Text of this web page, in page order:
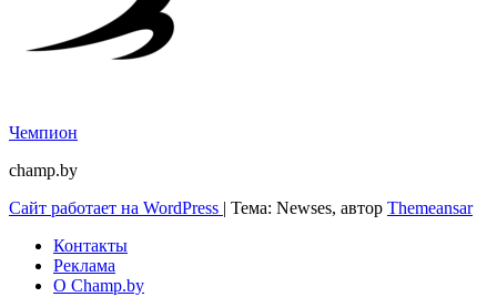
Чемпион
champ.by
Сайт работает на WordPress | Тема: Newses, автор Themeansar
Контакты
Реклама
О Champ.by